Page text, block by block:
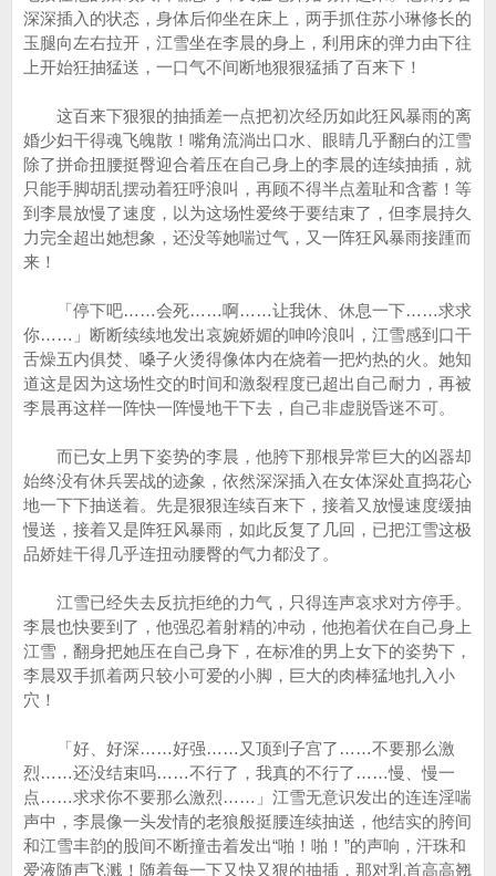
深深插入的状态，身体后仰坐在床上，两手抓住苏小琳修长的
玉腿向左右拉开，江雪坐在李晨的身上，利用床的弹力由下往
上开始狂抽猛送，一口气不间断地狠狠猛插了百来下！
这百来下狠狠的抽插差一点把初次经历如此狂风暴雨的离
婚少妇干得魂飞魄散！嘴角流淌出口水、眼睛几乎翻白的江雪
除了拼命扭腰挺臀迎合着压在自己身上的李晨的连续抽插，就
只能手脚胡乱摆动着狂呼浪叫，再顾不得半点羞耻和含蓄！等
到李晨放慢了速度，以为这场性爱终于要结束了，但李晨持久
力完全超出她想象，还没等她喘过气，又一阵狂风暴雨接踵而
来！
「停下吧……会死……啊……让我休、休息一下……求求
你……」断断续续地发出哀婉娇媚的呻吟浪叫，江雪感到口干
舌燥五内俱焚、嗓子火烫得像体内在烧着一把灼热的火。她知
道这是因为这场性交的时间和激裂程度已超出自己耐力，再被
李晨再这样一阵快一阵慢地干下去，自己非虚脱昏迷不可。
而已女上男下姿势的李晨，他胯下那根异常巨大的凶器却
始终没有休兵罢战的迹象，依然深深插入在女体深处直捣花心
地一下下抽送着。先是狠狠连续百来下，接着又放慢速度缓抽
慢送，接着又是阵狂风暴雨，如此反复了几回，已把江雪这极
品娇娃干得几乎连扭动腰臀的气力都没了。
江雪已经失去反抗拒绝的力气，只得连声哀求对方停手。
李晨也快要到了，他强忍着射精的冲动，他抱着伏在自己身上
江雪，翻身把她压在自己身下，在标准的男上女下的姿势下，
李晨双手抓着两只较小可爱的小脚，巨大的肉棒猛地扎入小
穴！
「好、好深……好强……又顶到子宫了……不要那么激
烈……还没结束吗……不行了，我真的不行了……慢、慢一
点……求求你不要那么激烈……」江雪无意识发出的连连淫喘
声中，李晨像一头发情的老狼般挺腰连续抽送，他结实的胯间
和江雪丰韵的股间不断撞击着发出“啪！啪！”的声响，汗珠和
爱液随声飞溅！随着每一下又快又狠的抽插，那对乳首高高翘